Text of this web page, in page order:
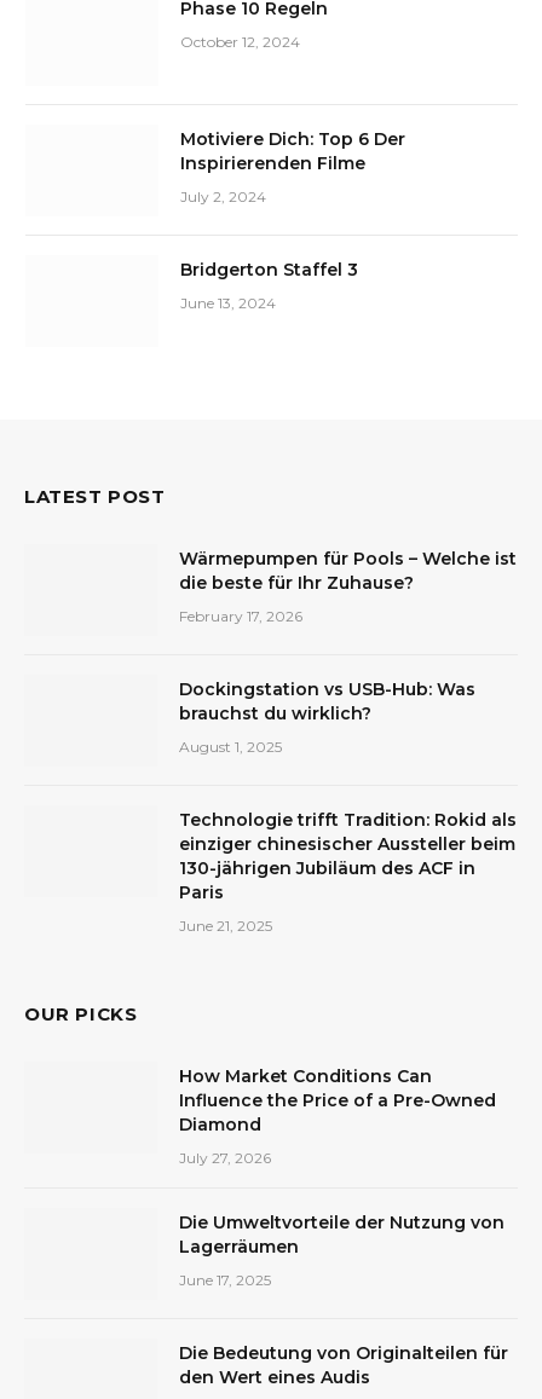
Phase 10 Regeln
October 12, 2024
Motiviere Dich: Top 6 Der
Inspirierenden Filme
July 2, 2024
Bridgerton Staffel 3
June 13, 2024
LATEST POST
Wärmepumpen für Pools – Welche ist
die beste für Ihr Zuhause?
February 17, 2026
Dockingstation vs USB-Hub: Was
brauchst du wirklich?
August 1, 2025
Technologie trifft Tradition: Rokid als
einziger chinesischer Aussteller beim
130-jährigen Jubiläum des ACF in
Paris
June 21, 2025
OUR PICKS
How Market Conditions Can
Influence the Price of a Pre-Owned
Diamond
July 27, 2026
Die Umweltvorteile der Nutzung von
Lagerräumen
June 17, 2025
Die Bedeutung von Originalteilen für
den Wert eines Audis